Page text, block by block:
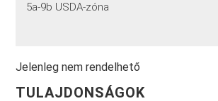
5a-9b USDA-zóna
Jelenleg nem rendelhető
TULAJDONSÁGOK